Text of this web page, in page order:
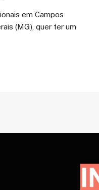
em Campos
(MG), quer ter um